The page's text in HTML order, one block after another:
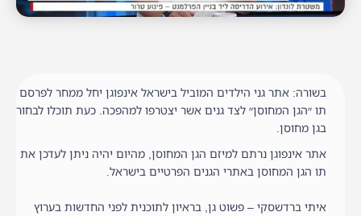
בשורה: אתר גני הילדים המוביל בישראל אינפוגן יחל ממחר לפרסם
תו ״הגן המחוסן״ לצד גנים אשר יצטרפו למהפכה. כעת תוכלו לבחור
בגן מחוסן.
אתר אינפוגן נרתם למיזם הגן המחוסן, מהיום יהיה ניתן לעדכן את
תו הגן המחוסן באתרי הגנים הפרטיים בישראל.
איתי ברדשסקי – פשוט גן, בראיון לתוכנית לפני החדשות בערוץ